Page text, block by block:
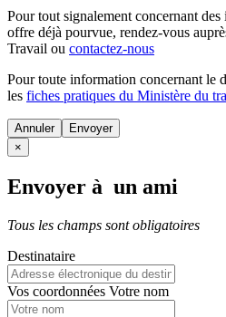
Pour tout signalement concernant des
offre déjà pourvue, rendez-vous
Travail ou contactez-nous
Pour toute information concernant le
les fiches pratiques du Ministère du
Annuler
×
Envoyer à un ami
Tous les champs sont obligatoires
Destinataire
Vos coordonnées Votre nom